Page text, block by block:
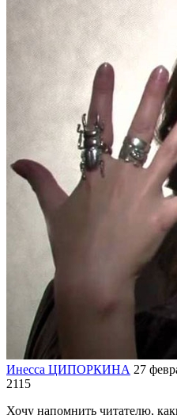
Инесса ЦИПОРКИНА 27
2115
Хочу напомнить читателю,